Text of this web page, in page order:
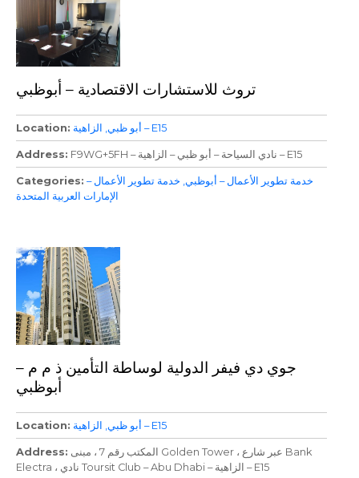
تروث للاستشارات الاقتصادية – أبوظبي
Location أبو ظبي الزاهية – E15
Address F9WG+5FH – نادي السياحة – أبو ظبي – الزاهية – E15
Categories خدمة تطوير الأعمال – أبوظبي خدمة تطوير الأعمال –
الإمارات العربية المتحدة
جوي دي فيفر الدولية لوساطة التأمين ذ م م –
أبوظبي
Location أبو ظبي الزاهية – E15
Address المكتب رقم 7 ، مبنى Golden Tower ، عبر شارع Bank
Electra ، نادي Toursit Club – Abu Dhabi – الزاهية – E15